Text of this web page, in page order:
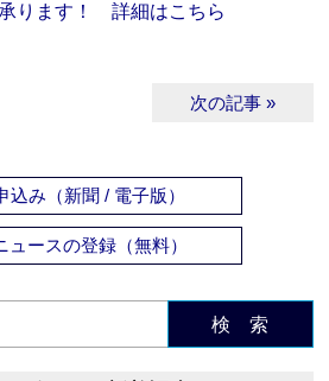
ります！ 詳細はこちら
次の記事 »
込み（新聞 / 電子版）
ュースの登録（無料）
検 索